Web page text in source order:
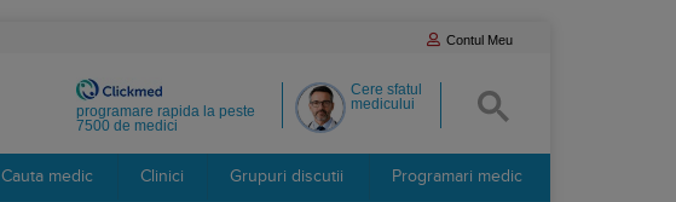
Contul Meu
Cere sfatul
medicului
programare rapida la peste
7500 de medici
Cauta medic Clinici Grupuri discutii Programari medic